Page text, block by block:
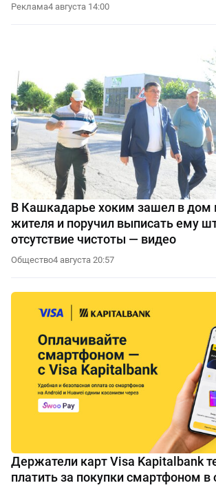
Реклама4 августа 14:00
В Кашкадарье хоким зашел в дом
жителя и поручил выписать ему
отсутствие чистоты — видео
Общество4 августа 20:57
Держатели карт Visa Kapitalbank
платить за покупки смартфоном в